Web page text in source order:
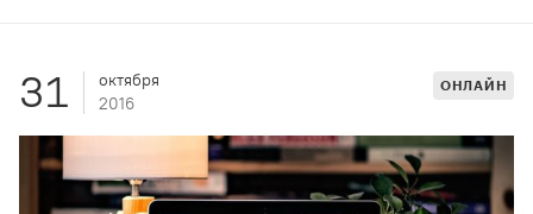
31
октября
2016
ОНЛАЙН